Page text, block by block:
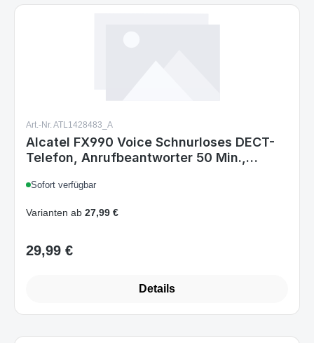
Art.-Nr. ATL1428483_A
Alcatel FX990 Voice Schnurloses DECT-
Telefon, Anrufbeantworter 50 Min.,
Großes Farbdisplay, Freisprechfunktion,
Anrufsperre, VIP-Klingelton,
Sofort verfügbar
Varianten ab 27,99 €
Regulärer Preis:
29,99 €
Details